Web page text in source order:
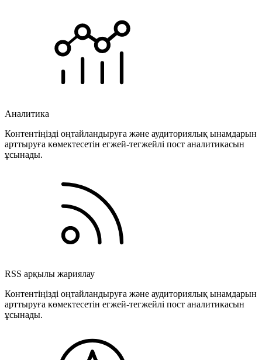
Аналитика
Контентіңізді оңтайландыруға және аудиториялық ынамдарын
арттыруға көмектесетін егжей-тегжейлі пост аналитикасын
ұсынады.
RSS арқылы жариялау
Контентіңізді оңтайландыруға және аудиториялық ынамдарын
арттыруға көмектесетін егжей-тегжейлі пост аналитикасын
ұсынады.